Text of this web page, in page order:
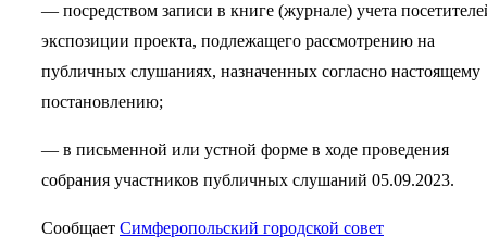
— посредством записи в книге (журнале) учета
экспозиции проекта, подлежащего рассмотрению на
публичных слушаниях, назначенных согласно настоящему
постановлению;
— в письменной или устной форме в ходе проведения
собрания участников публичных слушаний 05.09.2023.
Сообщает Симферопольский городской совет